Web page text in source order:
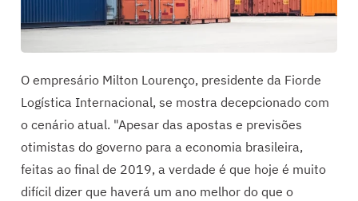
O empresário Milton Lourenço, presidente da Fiorde
Logística Internacional, se mostra decepcionado com
o cenário atual. "Apesar das apostas e previsões
otimistas do governo para a economia brasileira,
feitas ao final de 2019, a verdade é que hoje é muito
difícil dizer que haverá um ano melhor do que o